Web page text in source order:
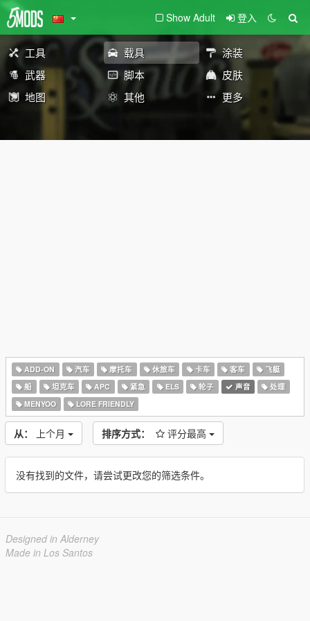
Show Adult 登入
工具 载具
涂装
武器
脚本
皮肤
地图
其他 更多
ADD-ON 汽车 摩托车 休旅车 卡车 客车
飞艇
船
坦克车 APC 紧急 ELS 轮子 声音
处理
MENYOO
LORE FRIENDLY
从： 上个月 排序方式： 评分最高
没有找到的文件，请尝试更改您的筛选条件。
Designed in Alderney
Made in Los Santos